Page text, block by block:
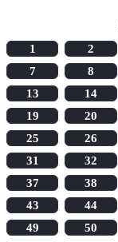
1
2
7
8
13
14
19
20
25
26
31
32
37
38
43
44
49
50